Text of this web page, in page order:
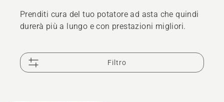
Prenditi cura del tuo potatore ad asta che quindi
durerà più a lungo e con prestazioni migliori.
Filtro